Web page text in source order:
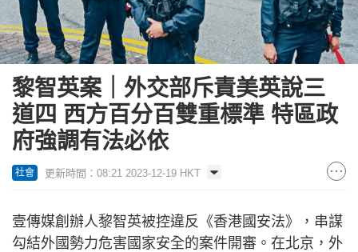
黎智英案｜外交部斥責美英說三
道四 西方百分百雙重標準 特區政
府強調有法必依
社會 更新時間：08:21 2023-12-19 HKT
壹傳媒創辦人黎智英被控違反《香港國安法》，串謀
勾結外國勢力危害國家安全的案件開審。在北京，外